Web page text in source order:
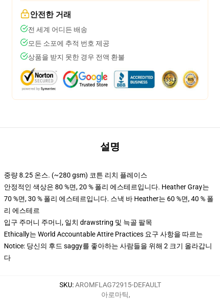
안전한 거래
전 세계 어디든 배송
모든 소포에 추적 번호 제공
상품을 받지 못한 경우 전액 환불
설명
중량 8.25 온스. (~280 gsm) 코튼 리치 플레이스
안정적인 색상은 80 %면, 20 % 폴리 에스테르입니다. Heather Gray는
70 %면, 30 % 폴리 에스테르입니다. 스낵 바 Heather는 60 %면, 40 % 폴
리 에스테르
입구 주머니 주머니, 일치 drawstring 및 늑골 팔목
Ethically는 World Accountable Attire Practices 요구 사항을 따르는
Notice: 당신의 후드 saggy를 좋아하는 사람들을 위해 2 크기 올라갑니
다
SKU:AROMFLAG72915-DEFAULT
아로마틱,